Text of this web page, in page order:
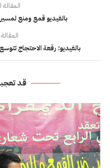
بالفيديو قمع ومنع
بالفيديو: رقعة الاحتجاج
قد